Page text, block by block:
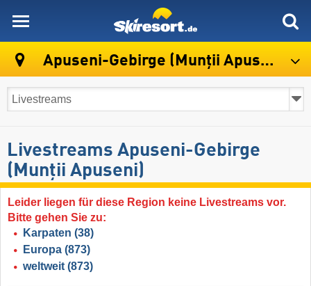
Apuseni-Gebirge (Munții Apuseni)
Livestreams Apuseni-Gebirge
(Munții Apuseni)
Leider liegen für diese Region keine Livestreams vor.
Bitte gehen Sie zu:
Karpaten (38)
Europa (873)
weltweit (873)